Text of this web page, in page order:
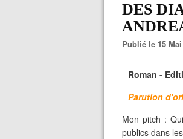
DES
Publié le 15
Roman -
Parution
Mon pitch :
publics dans